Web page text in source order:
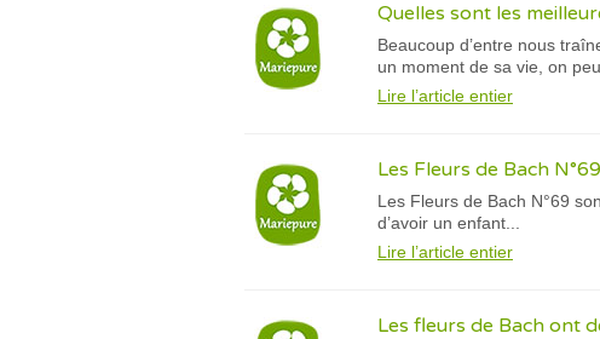
Quelles sont les
Beaucoup d’entre nous
un moment de sa vie, on
Lire l’article entier
Les Fleurs de Bach
Les Fleurs de Bach N°69
d’avoir un enfant...
Lire l’article entier
Les fleurs de Bach ont